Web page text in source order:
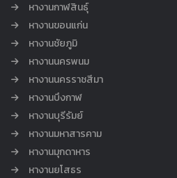
หางานกาฬสินธุ์
หางานขอนแก่น
หางานชัยภูมิ
หางานนครพนม
หางานนครราชสีมา
หางานบึงกาฬ
หางานบุรีรัมย์
หางานมหาสารคาม
หางานมุกดาหาร
หางานยโสธร